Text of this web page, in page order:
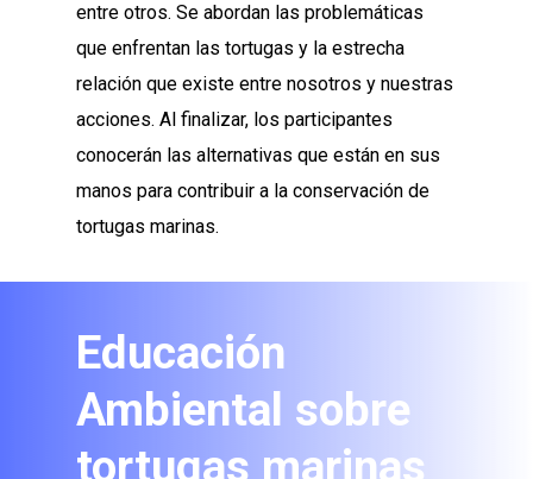
entre otros. Se abordan las problemáticas
que enfrentan las tortugas y la estrecha
relación que existe entre nosotros y nuestras
acciones. Al finalizar, los participantes
conocerán las alternativas que están en sus
manos para contribuir a la conservación de
tortugas marinas.
Educación
Ambiental sobre
tortugas marinas